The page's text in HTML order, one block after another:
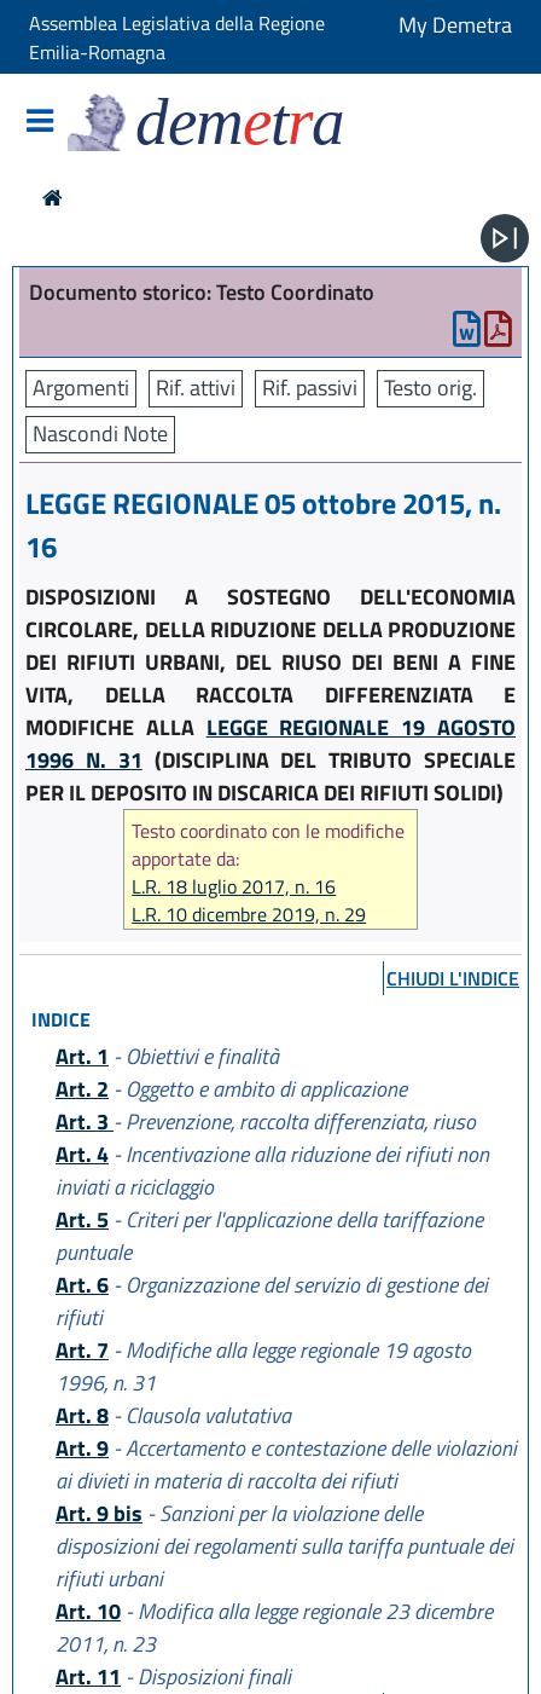
Assemblea Legislativa della Regione
Emilia-Romagna
My Demetra
demetra
Documento storico: Testo Coordinato
Argomenti Rif. attivi Rif. passivi
Testo orig.
Nascondi Note
LEGGE REGIONALE 05 ottobre 2015, n.
16
DISPOSIZIONI A SOSTEGNO DELL'ECONOMIA
CIRCOLARE, DELLA RIDUZIONE DELLA PRODUZIONE
DEI RIFIUTI URBANI, DEL RIUSO DEI BENI A FINE
VITA, DELLA RACCOLTA DIFFERENZIATA E
MODIFICHE ALLA LEGGE REGIONALE 19 AGOSTO
1996 N. 31 (DISCIPLINA DEL TRIBUTO SPECIALE
PER IL DEPOSITO IN DISCARICA DEI RIFIUTI SOLIDI)
Testo coordinato con le modifiche
apportate da:
L.R. 18 luglio 2017, n. 16
L.R. 10 dicembre 2019, n. 29
CHIUDI L'INDICE
INDICE
Art. 1 - Obiettivi e finalità
Art. 2 - Oggetto e ambito di applicazione
Art. 3 - Prevenzione, raccolta differenziata, riuso
Art. 4 - Incentivazione alla riduzione dei rifiuti non
inviati a riciclaggio
Art. 5 - Criteri per l'applicazione della tariffazione
puntuale
Art. 6 - Organizzazione del servizio di gestione dei
rifiuti
Art. 7 - Modifiche alla legge regionale 19 agosto
1996, n. 31
Art. 8 - Clausola valutativa
Art. 9 - Accertamento e contestazione delle violazioni
ai divieti in materia di raccolta dei rifiuti
Art. 9 bis - Sanzioni per la violazione delle
disposizioni dei regolamenti sulla tariffa puntuale dei
rifiuti urbani
Art. 10 - Modifica alla legge regionale 23 dicembre
2011, n. 23
Art. 11 - Disposizioni finali